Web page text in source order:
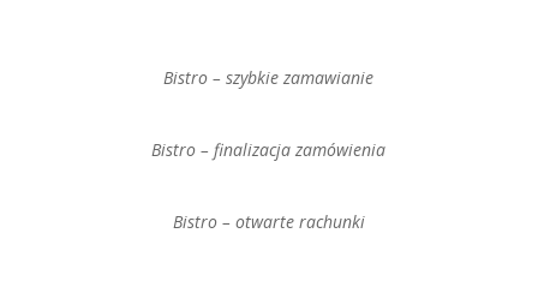
Bistro – szybkie zamawianie
Bistro – finalizacja zamówienia
Bistro – otwarte rachunki